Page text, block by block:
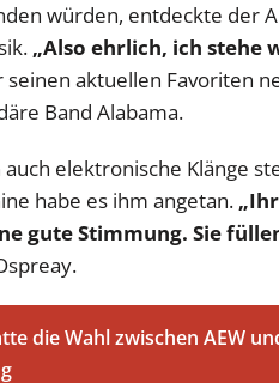
würden, entdeckte der
„Also ehrlich, ich stehe
seinen aktuellen Favoriten
Band Alabama.
elektronische Klänge
habe es ihm angetan.
gute Stimmung. Sie
die Wahl zwischen AEW